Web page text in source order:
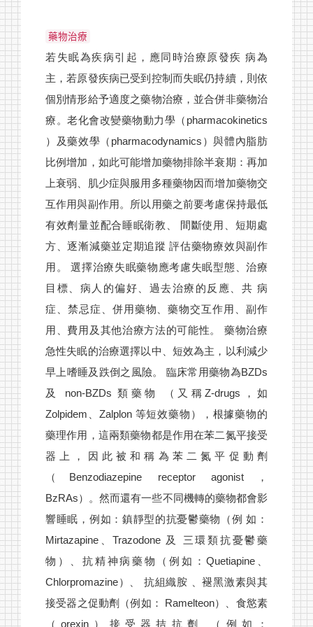
藥物治療
若失眠為疾病引起，應同時治療原發疾 病為
主，若原發疾病已受到控制而失眠仍持續，則依
個別情形給予適度之藥物治療，並合併非藥物治
療。老化會改變藥物動力學（pharmacokinetics
）及藥效學（pharmacodynamics）與體內脂肪
比例增加，如此可能增加藥物排除半衰期：再加
上衰弱、肌少症與服用多種藥物因而增加藥物交
互作用與副作用。所以用藥之前要考慮保持最低
有效劑量並配合睡眠衛教、 間斷使用、短期處
方、逐漸減藥並定期追蹤 評估藥物療效與副作
用。 選擇治療失眠藥物應考慮失眠型態、治療
目標、病人的偏好、過去治療的反應、共 病
症、禁忌症、併用藥物、藥物交互作用、副作
用、費用及其他治療方法的可能性。 藥物治療
急性失眠的治療選擇以中、短效為主，以利減少
早上嗜睡及跌倒之風險。 臨床常用藥物為BZDs
及 non-BZDs 類藥物 （又稱Z-drugs，如
Zolpidem、Zalplon 等短效藥物），根據藥物的
藥理作用，這兩類藥物都是作用在苯二氮平接受
器上，因此被和稱為苯二氮平促動劑
（Benzodiazepine receptor agonist，
BzRAs）。然而還有一些不同機轉的藥物都會影
響睡眠，例如：鎮靜型的抗憂鬱藥物（例 如：
Mirtazapine、Trazodone 及 三環類抗憂鬱藥
物）、抗精神病藥物（例如：Quetiapine、
Chlorpromazine）、 抗組織胺 、褪黑激素與其
接受器之促動劑（例如： Ramelteon）、食慾素
（orexin）接受器拮抗劑 （例如：